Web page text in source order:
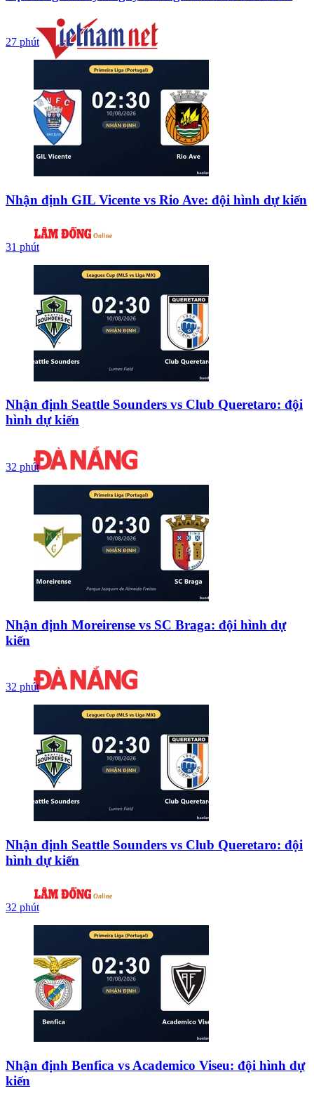
27 phút
Nhận định GIL Vicente vs Rio Ave: đội hình dự kiến
31 phút
Nhận định Seattle Sounders vs Club Queretaro: đội
hình dự kiến
32 phút
Nhận định Moreirense vs SC Braga: đội hình dự
kiến
32 phút
Nhận định Seattle Sounders vs Club Queretaro: đội
hình dự kiến
32 phút
Nhận định Benfica vs Academico Viseu: đội hình dự
kiến